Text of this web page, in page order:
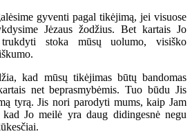
gyventi pagal tikėjimą, jei visuose
Jėzaus žodžius. Bet kartais Jo
stoka mūsų uolumo, visiško
kad mūsų tikėjimas būtų bandomas
net beprasmybėmis. Tuo būdu Jis
tyrą. Jis nori parodyti mums, kaip Jam
Jo meilė yra daug didingesnė negu